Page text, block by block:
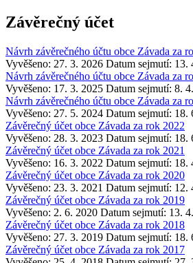
Závěrečný účet
Návrh závěrečného účtu obce Závada za
Vyvěšeno: 27. 3. 2026 Datum sejmutí: 13.
Návrh závěrečného účtu obce Závada za
Vyvěšeno: 17. 3. 2025 Datum sejmutí: 8.
Návrh závěrečného účtu obce Závada za
Vyvěšeno: 27. 5. 2024 Datum sejmutí: 18.
Závěrečný účet obce Závada za rok 2022
Vyvěšeno: 28. 3. 2023 Datum sejmutí: 18.
Závěrečný účet obce Závada za rok 2021
Vyvěšeno: 16. 3. 2022 Datum sejmutí: 18.
Závěrečný účet obce Závada za rok 2020
Vyvěšeno: 23. 3. 2021 Datum sejmutí: 12.
Závěrečný účet obce Závada za rok 2019
Vyvěšeno: 2. 6. 2020 Datum sejmutí: 13.
Závěrečný účet obce Závada za rok 2018
Vyvěšeno: 27. 3. 2019 Datum sejmutí: 18.
Závěrečný účet obce Závada za rok 2017